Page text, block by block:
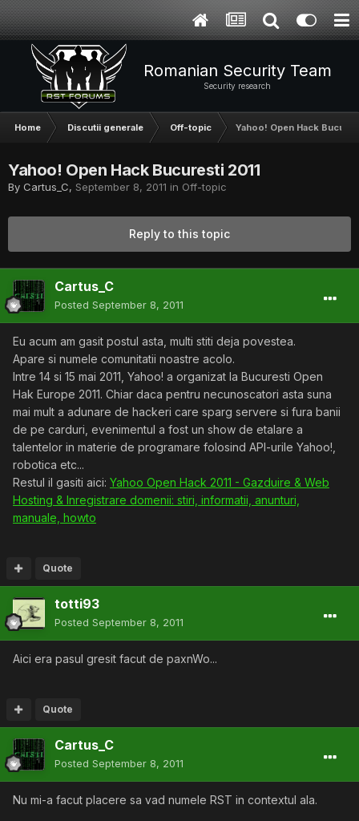
Romanian Security Team
Security research
Home Discutii generale Off-topic Yahoo! Open Hack
Yahoo! Open Hack Bucuresti 2011
By Cartus_C, September 8, 2011 in Off-topic
Reply to this topic
Cartus_C
Posted September 8, 2011
Eu acum am gasit postul asta, multi stiti deja povestea.
Apare si numele comunitatii noastre acolo.
Intre 14 si 15 mai 2011, Yahoo! a organizat la Bucuresti Open
Hak Europe 2011. Chiar daca pentru necunoscatori asta suna
mai mult a adunare de hackeri care sparg servere si fura banii
de pe carduri, evenimentul a fost un show de etalare a
talentelor in materie de programare folosind API-urile Yahoo!,
robotica etc...
Restul il gasiti aici: Yahoo Open Hack 2011 - Gazduire & Web
Hosting & Inregistrare domenii: stiri, informatii, anunturi,
manuale, howto
Quote
totti93
Posted September 8, 2011
Aici era pasul gresit facut de paxnWo...
Quote
Cartus_C
Posted September 8, 2011
Nu mi-a facut placere sa vad numele RST in contextul ala.